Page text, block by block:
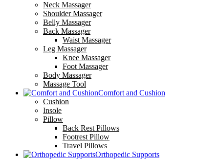
Neck Massager
Shoulder Massager
Belly Massager
Back Massager
Waist Massager
Leg Massager
Knee Massager
Foot Massager
Body Massager
Massage Tool
Comfort and Cushion
Cushion
Insole
Pillow
Back Rest Pillows
Footrest Pillow
Travel Pillows
Orthopedic Supports